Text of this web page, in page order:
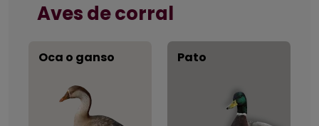
Aves de corral
Oca o ganso Pato